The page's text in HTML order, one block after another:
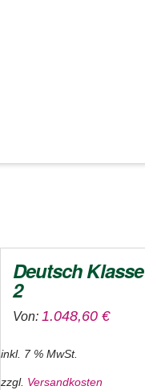
Deutsch Klasse
2
Von:1.048,60€
inkl. 7 % MwSt.
zzgl. Versandkosten